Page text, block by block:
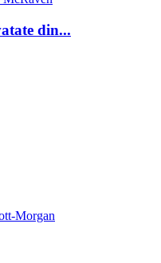
din...
Morgan